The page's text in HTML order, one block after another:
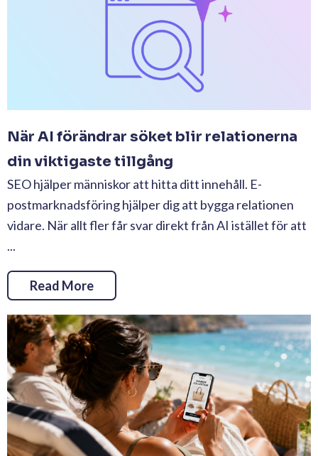
När AI förändrar söket blir relationerna
din viktigaste tillgång
SEO hjälper människor att hitta ditt innehåll. E-
postmarknadsföring hjälper dig att bygga relationen
vidare. När allt fler får svar direkt från AI istället för att
...
Read More